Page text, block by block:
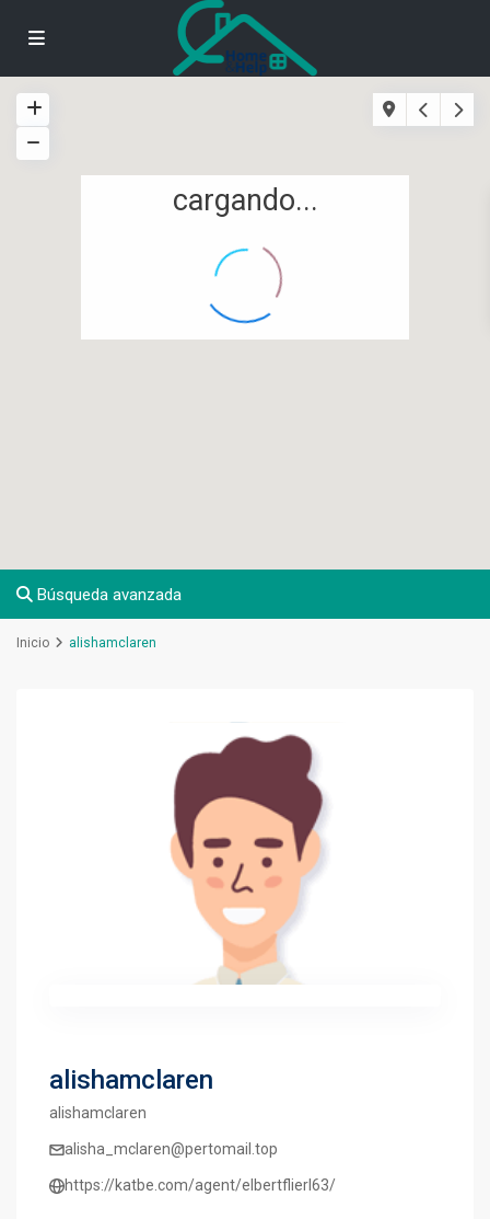
cargando...
Búsqueda avanzada
Inicio alishamclaren
alishamclaren
alishamclaren
alisha_mclaren@pertomail.top
https://katbe.com/agent/elbertflierl63/